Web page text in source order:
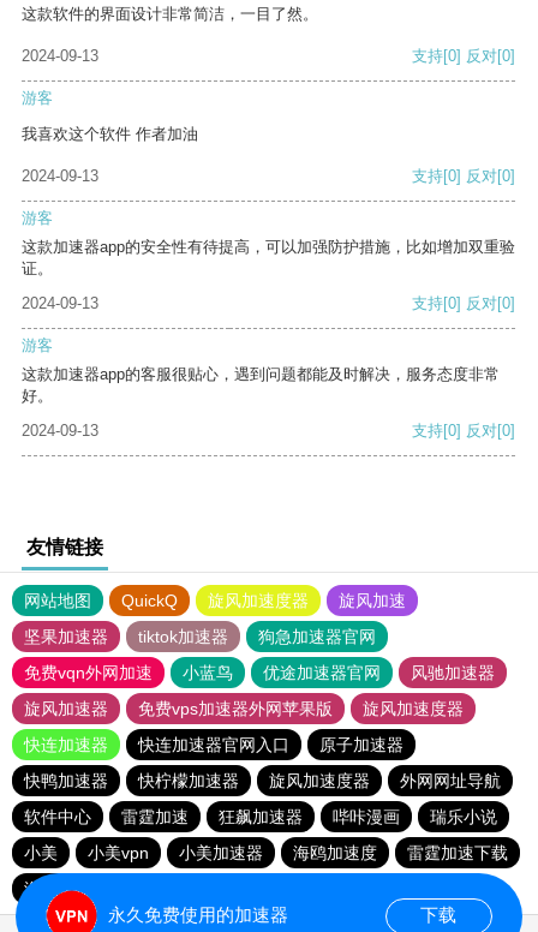
这款软件的界面设计非常简洁，一目了然。
2024-09-13 支持[0] 反对[0]
游客
我喜欢这个软件 作者加油
2024-09-13 支持[0] 反对[0]
游客
这款加速器app的安全性有待提高，可以加强防护措施，比如增加双重验
证。
2024-09-13
支持[0] 反对[0]
游客
这款加速器app的客服很贴心，遇到问题都能及时解决，服务态度非常
好。
2024-09-13
支持[0] 反对[0]
友情链接
网站地图 QuickQ 旋风加速度器
旋风加速
坚果加速器
tiktok加速器
狗急加速器官网
免费vqn外网加速
小蓝鸟 优途加速器官网
风驰加速器
旋风加速器
免费vps加速器外网苹果版
旋风加速度器
快连加速器
快连加速器官网入口
原子加速器
快鸭加速器
快柠檬加速器 旋风加速度器
外网网址导航
软件中心
雷霆加速 狂飙加速器 哔咔漫画
瑞乐小说
小美
小美vpn 小美加速器 海鸥加速度
雷霆加速下载
海鸥加速器下载
永久免费使用的加速器 下载